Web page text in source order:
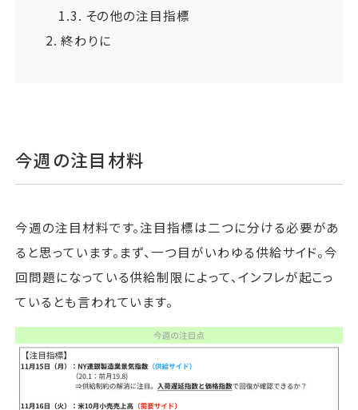
1.3. その他の注目指標
2. 終わりに
今週の注目材料
今週の注目材料です。注目指標は二つに分ける必要があ
ると思っています。まず、一つ目がいわゆる供給サイド。今
回問題になっている供給制限によって、インフレが起こっ
ているとも言われています。